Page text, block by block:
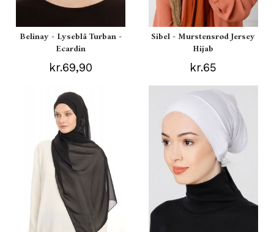
Belinay - Lyseblå Turban -
Ecardin
kr.69,90
Sibel - Murstensrød Jersey
Hijab
kr.65